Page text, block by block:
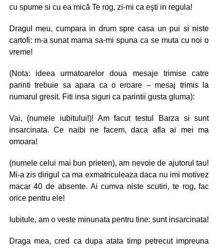
cu spume si cu ea mică Te rog, zi-mi ca eşti in regula!
Dragul meu, cumpara in drum spre casa un pui si niste
cartofi: m-a sunat mama sa-mi spuna ca se muta cu noi o
vreme!
(Nota: ideea urmatoarelor doua mesaje trimise catre
parinti trebuie sa apara ca o eroare – mesaj trimis la
numarul gresit. Fiti insa siguri ca parintii gusta gluma):
Vai, (numele iubitului!)! Am facut testul Barza si sunt
insarcinata. Ce naibi ne facem, daca afla ai mei ma
omoara!
(numele celui mai bun prieten), am nevoie de ajutorul tau!
Mi-a zis dirigul ca ma exmatriculeaza daca nu imi motivez
macar 40 de absente. Ai cumva niste scutiri, te rog, fac
orice pentru ele!
Iubitule, am o veste minunata pentru tine: sunt insarcinata!
Draga mea, cred ca dupa atata timp petrecut impreuna